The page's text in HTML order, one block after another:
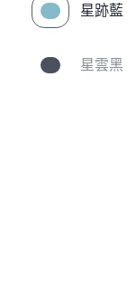
星跡藍
星雲黑